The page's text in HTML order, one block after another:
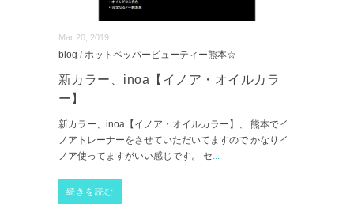
Mar 20, 2019
blog / ホットペッパービューティー熊本☆
新カラー、inoa【イノア・オイルカラ
ー】
新カラー、inoa【イノア・オイルカラー】、 熊本でイ
ノアトレーナーをさせていただいてますので かなりイ
ノア使ってますがいい感じです。 セ...
続きを読む